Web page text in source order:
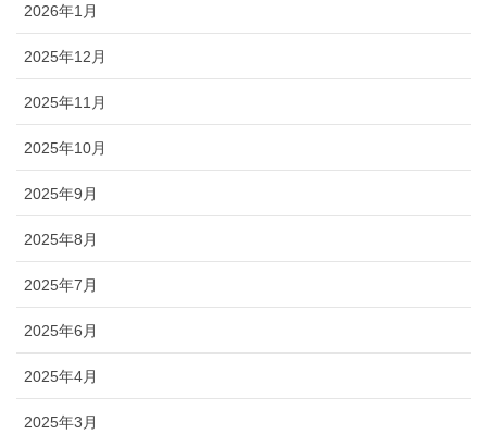
2026年1月
2025年12月
2025年11月
2025年10月
2025年9月
2025年8月
2025年7月
2025年6月
2025年4月
2025年3月